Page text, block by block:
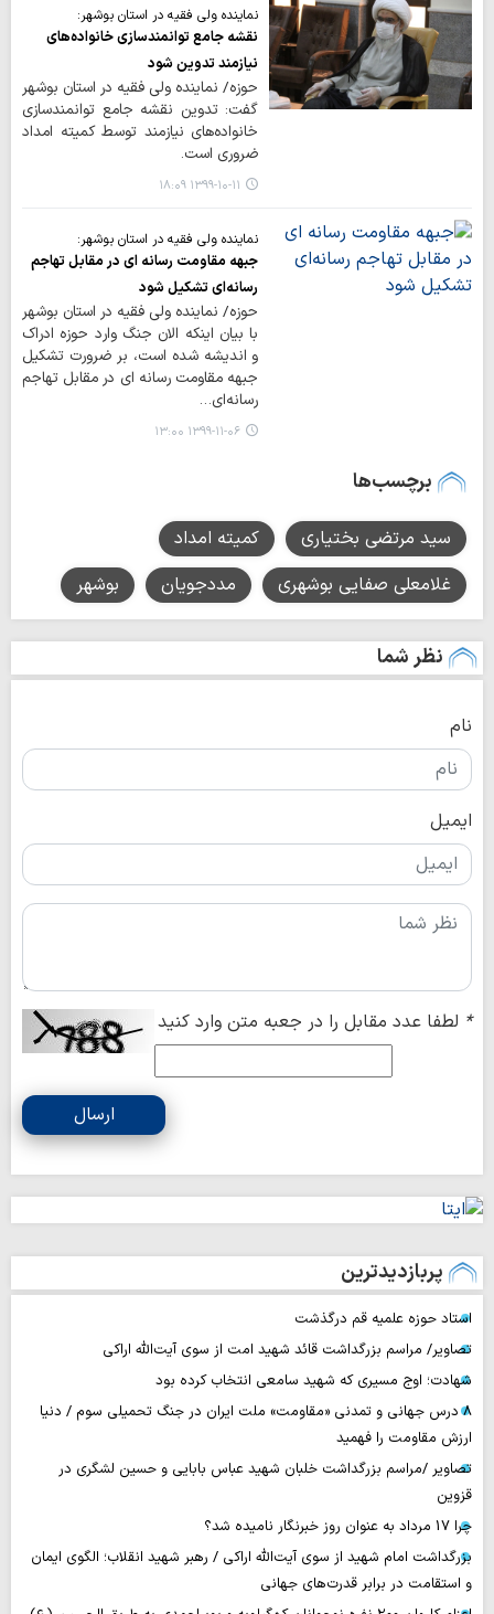
نماینده ولی فقیه در استان بوشهر:
نقشه جامع توانمندسازی خانواده‌های
نیازمند تدوین شود
حوزه/ نماینده ولی فقیه در استان بوشهر
گفت: تدوین نقشه جامع توانمندسازی
خانواده‌های نیازمند توسط کمیته امداد
ضروری است.
۱۳۹۹-۱۰-۱۱ ۱۸:۰۹
نماینده ولی فقیه در استان بوشهر:
جبهه مقاومت رسانه ای در مقابل تهاجم
رسانه‌ای تشکیل شود
حوزه/ نماینده ولی فقیه در استان بوشهر
با بیان اینکه الان جنگ وارد حوزه ادراک
و اندیشه شده است، بر ضرورت تشکیل
جبهه مقاومت رسانه ای در مقابل تهاجم
رسانه‌ای…
۱۳۹۹-۱۱-۰۶ ۱۳:۰۰
برچسب‌ها
سید مرتضی بختیاری
کمیته امداد
غلامعلی صفایی بوشهری
مددجویان بوشهر
نظر شما
نام
ایمیل
* لطفا عدد مقابل را در جعبه متن وارد کنید
ارسال
پربازدیدترین
استاد حوزه علمیه قم درگذشت
تصاویر/ مراسم بزرگداشت قائد شهید امت از سوی آیت‌الله اراکی
شهادت؛ اوج مسیری که شهید سامعی انتخاب کرده بود
۸ درس جهانی و تمدنی «مقاومت» ملت ایران در جنگ تحمیلی سوم / دنیا
ارزش مقاومت را فهمید
تصاویر /مراسم بزرگداشت خلبان شهید عباس بابایی و حسین لشگری در
قزوین
چرا 17 مرداد به عنوان روز خبرنگار نامیده شد؟
بزرگداشت امام شهید از سوی آیت‌الله اراکی / رهبر شهید انقلاب؛ الگوی ایمان
و استقامت در برابر قدرت‌های جهانی